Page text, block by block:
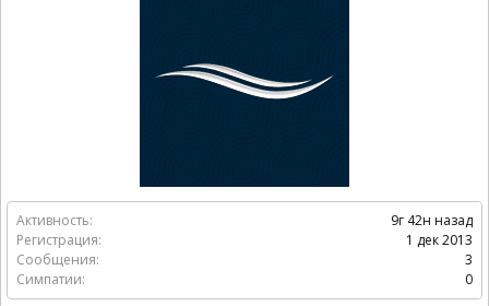
Активность:
9г 42н назад
Регистрация:
1 дек 2013
Сообщения:
3
Симпатии:
0